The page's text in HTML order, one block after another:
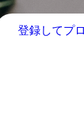
登録してプ